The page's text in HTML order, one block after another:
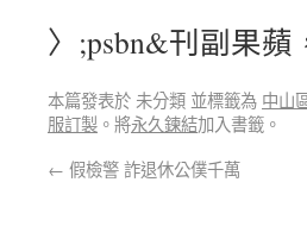
〉;psbn&刊副果蘋
本篇發表於 未分類 並標籤為 中山
服訂製 。將永久鍊結加入書籤。
← 假檢警 詐退休公僕千萬